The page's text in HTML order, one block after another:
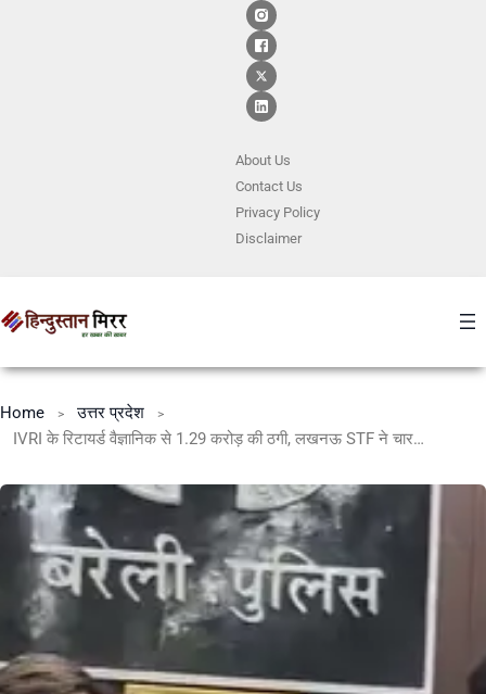
About Us
ContactUs
Privacy Policy
Disclaimer
Home
उत्तर प्रदेश
IVRI के रिटायर्ड वैज्ञानिक से 1.29 करोड़ की ठगी, लखनऊ STF ने चार आरोपी दबोचे